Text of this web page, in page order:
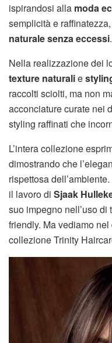
ispirandosi alla moda
semplicità e raffinatezza,
naturale senza eccessi.
Nella realizzazione dei
texture naturalie
raccolti sciolti, ma non
acconciature curate nei
styling raffinati che
L’intera collezione
dimostrando che
rispettosa
il lavoro di Sjaak
suo impegno nell’uso
friendly. Ma vediamo
collezione Trinity